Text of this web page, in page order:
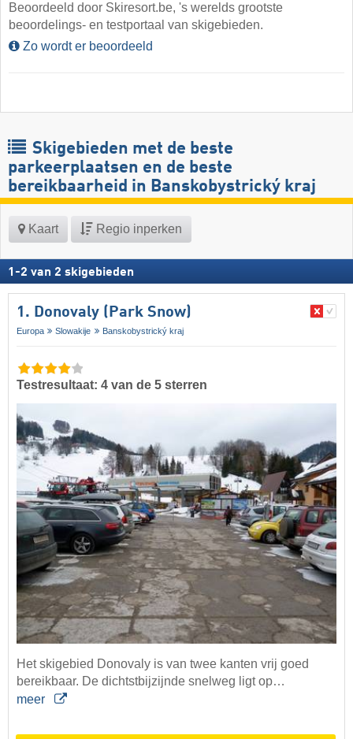
Beoordeeld door Skiresort.be, 's werelds grootste
beoordelings- en testportaal van skigebieden.
Zo wordt er beoordeeld
Skigebieden met de beste
parkeerplaatsen en de beste
bereikbaarheid in Banskobystrický kraj
Kaart Regio inperken
1 -2 van 2 skigebieden
1. Donovaly (Park Snow)
Europa Slowakije Banskobystrický kraj
Testresultaat: 4 van de 5 sterren
Het skigebied Donovaly is van twee kanten vrij goed
bereikbaar. De dichtstbijzijnde snelweg ligt op…
meer